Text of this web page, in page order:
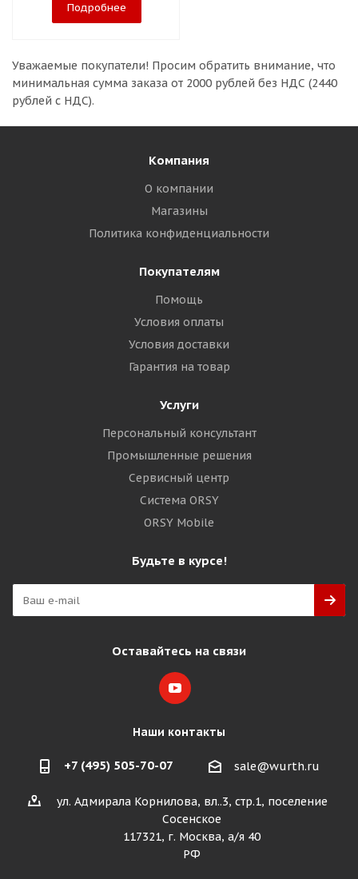
Подробнее
Уважаемые покупатели! Просим обратить внимание, что
минимальная сумма заказа от 2000 рублей без НДС (2440
рублей с НДС).
Компания
О компании
Магазины
Политика конфиденциальности
Покупателям
Помощь
Условия оплаты
Условия доставки
Гарантия на товар
Услуги
Персональный консультант
Промышленные решения
Сервисный центр
Система ORSY
ORSY Mobile
Будьте в курсе!
Оставайтесь на связи
Наши контакты
+7 (495) 505-70-07 sale@wurth.ru
ул. Адмирала Корнилова, вл..3, стр.1, поселение
Сосенское
117321, г. Москва, а/я 40
РФ